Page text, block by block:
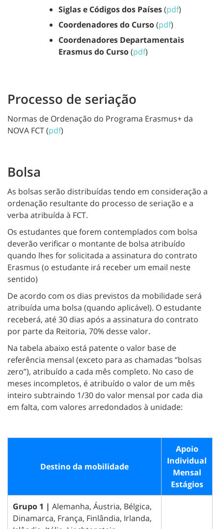
Siglas e Códigos dos Países(pdf)
Coordenadores do Curso(pdf)
Coordenadores Departamentais
Erasmus do Curso(pdf)
Processo de seriação
Normas de Ordenação do Programa Erasmus+ da
NOVA FCT (pdf)
Bolsa
As bolsas serão distribuídas tendo em consideração a
ordenação resultante do processo de seriação e a
verba atribuída à FCT.
Os estudantes que forem contemplados com bolsa
deverão verificar o montante de bolsa atribuído
quando lhes for solicitada a assinatura do contrato
Erasmus (o estudante irá receber um email neste
sentido)
De acordo com os dias previstos da mobilidade será
atribuída uma bolsa (quando aplicável). O estudante
receberá, até 30 dias após a assinatura do contrato
por parte da Reitoria, 70% desse valor.
Na tabela abaixo está patente o valor base de
referência mensal (exceto para as chamadas “bolsas
zero”), atribuído a cada mês completo. No caso de
meses incompletos, é atribuído o valor de um mês
inteiro subtraindo 1/30 do valor mensal por cada dia
em falta, com valores arredondados à unidade:
Destino da mobilidade
Apoio
Individual
Mensal
Estágios
Grupo 1 | Alemanha, Áustria, Bélgica,
Dinamarca, França, Finlândia, Irlanda,